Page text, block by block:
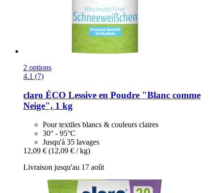
2 options
4.1 (7)
claro ÉCO Lessive en Poudre "Blanc comme
Neige", 1 kg
Pour textiles blancs & couleurs claires
30° - 95°C
Jusqu'à 35 lavages
12,09 € (12,09 € / kg)
Livraison jusqu'au 17 août